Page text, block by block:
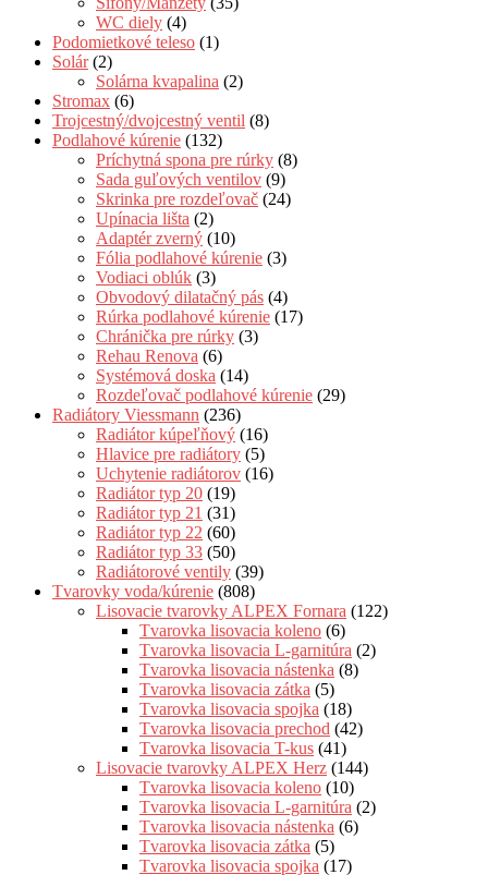
WC diely (4)
Podomietkové teleso (1)
Solár (2)
Solárna kvapalina (2)
Stromax (6)
Trojcestný/dvojcestný ventil (8)
Podlahové kúrenie (132)
Príchytná spona pre rúrky (8)
Sada guľových ventilov (9)
Skrinka pre rozdeľovač (24)
Upínacia lišta (2)
Adaptér zverný (10)
Fólia podlahové kúrenie (3)
Vodiaci oblúk (3)
Obvodový dilatačný pás (4)
Rúrka podlahové kúrenie (17)
Chránička pre rúrky (3)
Rehau Renova (6)
Systémová doska (14)
Rozdeľovač podlahové kúrenie (29)
Radiátory Viessmann (236)
Radiátor kúpeľňový (16)
Hlavice pre radiátory (5)
Uchytenie radiátorov (16)
Radiátor typ 20 (19)
Radiátor typ 21 (31)
Radiátor typ 22 (60)
Radiátor typ 33 (50)
Radiátorové ventily (39)
Tvarovky voda/kúrenie (808)
Lisovacie tvarovky ALPEX Fornara (122)
Tvarovka lisovacia koleno (6)
Tvarovka lisovacia L-garnitúra (2)
Tvarovka lisovacia nástenka (8)
Tvarovka lisovacia zátka (5)
Tvarovka lisovacia spojka (18)
Tvarovka lisovacia prechod (42)
Tvarovka lisovacia T-kus (41)
Lisovacie tvarovky ALPEX Herz (144)
Tvarovka lisovacia koleno (10)
Tvarovka lisovacia L-garnitúra (2)
Tvarovka lisovacia nástenka (6)
Tvarovka lisovacia zátka (5)
Tvarovka lisovacia spojka (17)